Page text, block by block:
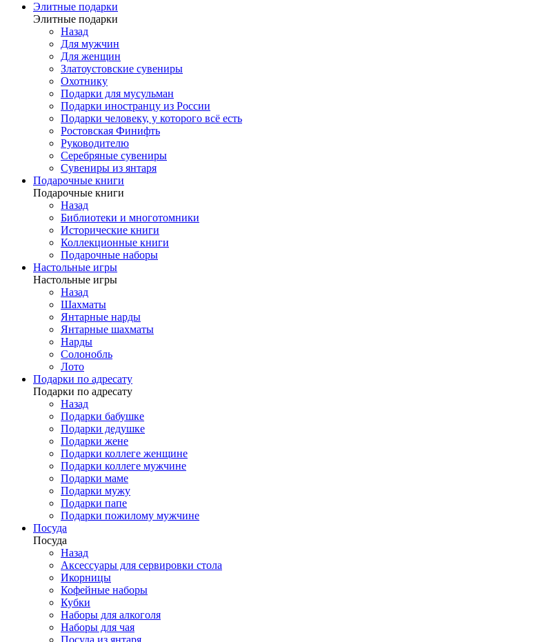
Элитные подарки
Элитные подарки
Назад
Для мужчин
Для женщин
Златоустовские сувениры
Охотнику
Подарки для мусульман
Подарки иностранцу из России
Подарки человеку, у которого всё есть
Ростовская Финифть
Руководителю
Серебряные сувениры
Сувениры из янтаря
Подарочные книги
Подарочные книги
Назад
Библиотеки и многотомники
Исторические книги
Коллекционные книги
Подарочные наборы
Настольные игры
Настольные игры
Назад
Шахматы
Янтарные нарды
Янтарные шахматы
Нарды
Солонобль
Лото
Подарки по адресату
Подарки по адресату
Назад
Подарки бабушке
Подарки дедушке
Подарки жене
Подарки коллеге женщине
Подарки коллеге мужчине
Подарки маме
Подарки мужу
Подарки папе
Подарки пожилому мужчине
Посуда
Посуда
Назад
Аксессуары для сервировки стола
Икорницы
Кофейные наборы
Кубки
Наборы для алкоголя
Наборы для чая
Посуда из янтаря